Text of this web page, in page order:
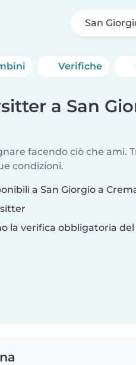
San
Verifiche
a San
facendo ciò che ami.
condizioni.
a San Giorgio a
la verifica obbligatoria